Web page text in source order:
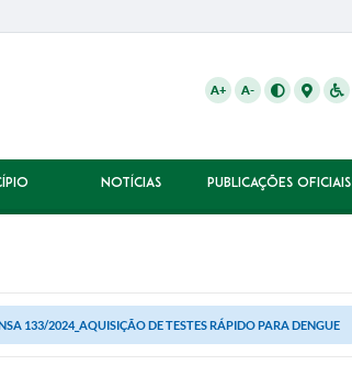
A+ A-
NOTÍCIAS PUBLICAÇÕES OFICIAIS
133/2024_AQUISIÇÃO DE TESTES RÁPIDO PARA DENGUE